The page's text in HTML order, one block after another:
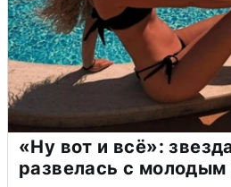
«Ну вот и всё»:
развелась с